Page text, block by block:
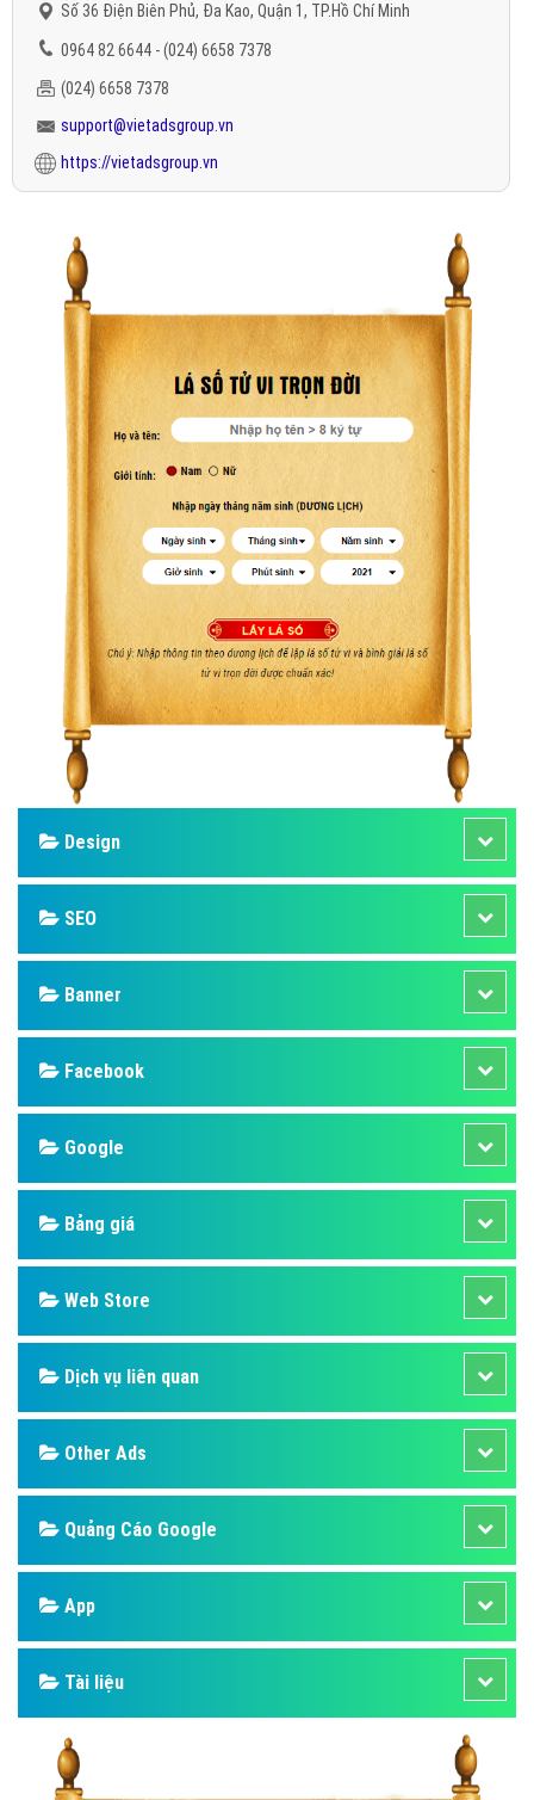
Số 36 Điện Biên Phủ, Đa Kao, Quận 1, TP.Hồ Chí Minh
0964 82 6644 - (024) 6658 7378
(024) 6658 7378
support@vietadsgroup.vn
https://vietadsgroup.vn
Design
SEO
Banner
Facebook
Google
Bảng giá
Web Store
Dịch vụ liên quan
Other Ads
Quảng Cáo Google
App
Tài liệu